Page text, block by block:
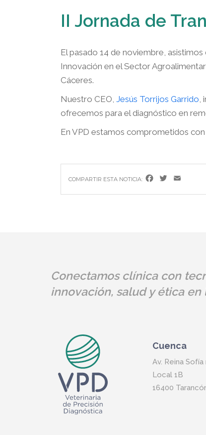
II Jornada de
El pasado 14 de noviembre,
Innovación en el Sector
Cáceres.
Nuestro CEO, Jesús Torrijos Garrido
ofrecemos para el diagnóstico en
En VPD estamos comprometidos con
COMPARTIR ESTA NOTICIA: Facebook
Twitter
Conectamos clínica con
innovación, salud y ética
Cuenca
Av. Reina Sofía
Local 1B
16400